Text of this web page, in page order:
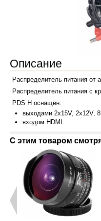
Описание
Распределитель питания от
Распределитель питания с
PDS H оснащён:
выходами 2х15V, 2x12V,
входом HDMI.
С этим товаром